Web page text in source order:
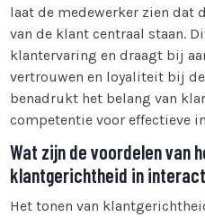
laat de medewerker zien dat
van de klant centraal staan.
klantervaring en draagt bij
vertrouwen en loyaliteit bij
benadrukt het belang van
competentie voor effectieve
Wat zijn de voordelen van
klantgerichtheid in
Het tonen van